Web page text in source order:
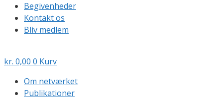
Begivenheder
Kontakt os
Bliv medlem
kr. 0,00 0 Kurv
Om netværket
Publikationer